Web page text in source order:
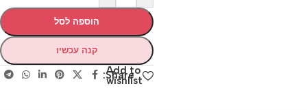
הוספה לסל
קנה עכשיו
Add to
wishlist
Share: